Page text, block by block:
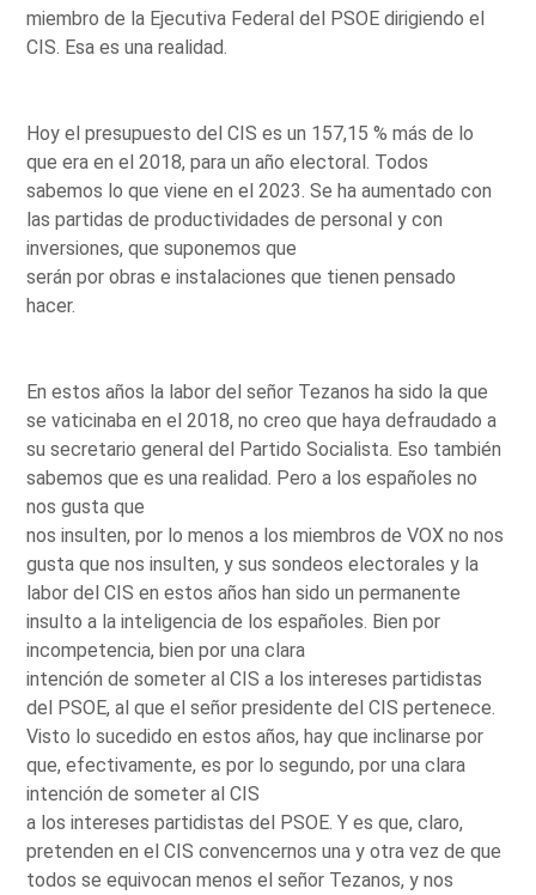
miembro de la Ejecutiva Federal del PSOE dirigiendo el
CIS. Esa es una realidad.
Hoy el presupuesto del CIS es un 157,15 % más de lo
que era en el 2018, para un año electoral. Todos
sabemos lo que viene en el 2023. Se ha aumentado con
las partidas de productividades de personal y con
inversiones, que suponemos que
serán por obras e instalaciones que tienen pensado
hacer.
En estos años la labor del señor Tezanos ha sido la que
se vaticinaba en el 2018, no creo que haya defraudado a
su secretario general del Partido Socialista. Eso también
sabemos que es una realidad. Pero a los españoles no
nos gusta que
nos insulten, por lo menos a los miembros de VOX no nos
gusta que nos insulten, y sus sondeos electorales y la
labor del CIS en estos años han sido un permanente
insulto a la inteligencia de los españoles. Bien por
incompetencia, bien por una clara
intención de someter al CIS a los intereses partidistas
del PSOE, al que el señor presidente del CIS pertenece.
Visto lo sucedido en estos años, hay que inclinarse por
que, efectivamente, es por lo segundo, por una clara
intención de someter al CIS
a los intereses partidistas del PSOE. Y es que, claro,
pretenden en el CIS convencernos una y otra vez de que
todos se equivocan menos el señor Tezanos, y nos